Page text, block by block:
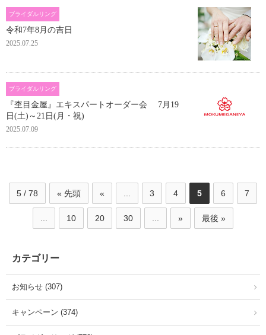
ブライダルリング
令和7年8月の吉日
2025.07.25
ブライダルリング
『杢目金屋』エキスパートオーダー会 7月19
日(土)～21日(月・祝)
2025.07.09
5 / 78 « 先頭 « 3 4 5 6 7
10 20 30 » 最後 »
カテゴリー
お知らせ (307)
キャンペーン (374)